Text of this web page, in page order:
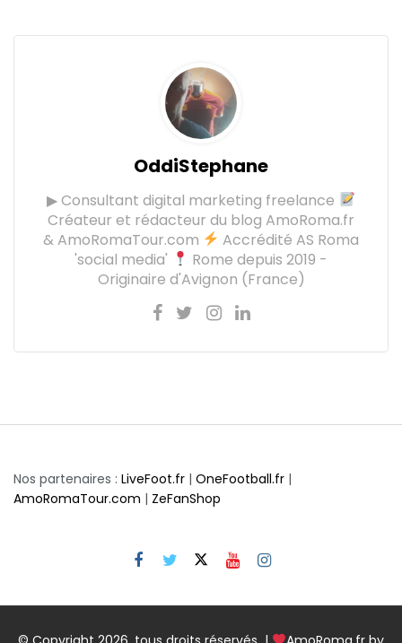
OddiStephane
▶ Consultant digital marketing freelance
Créateur et rédacteur du blog AmoRoma.fr
& AmoRomaTour.com
Accrédité AS Roma
'social media'
Rome depuis 2019 -
Originaire d'Avignon (France)
Nos partenaires : LiveFoot.fr | OneFootball.fr |
AmoRomaTour.com | ZeFanShop